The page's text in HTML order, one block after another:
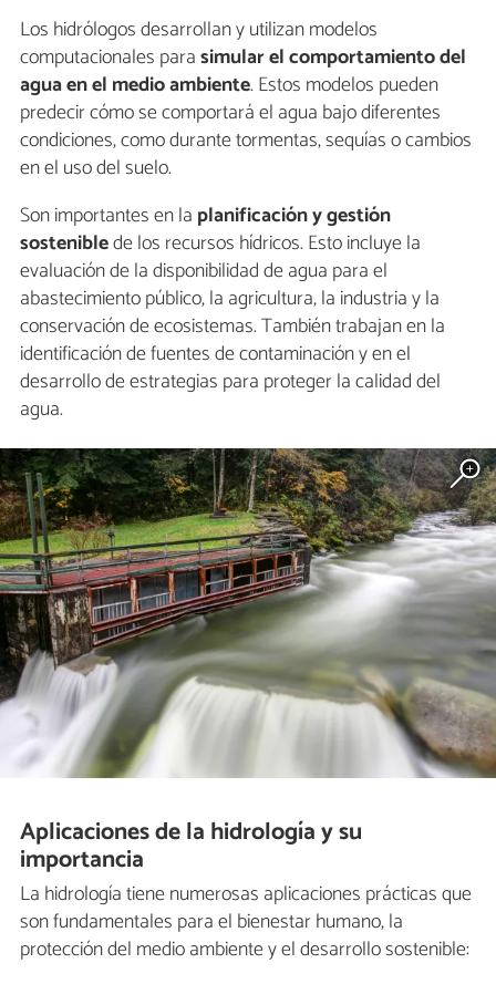
Los hidrólogos desarrollan y utilizan modelos
computacionales parasimular el comportamiento del
agua en el medio ambiente. Estos modelos pueden
predecir cómo se comportará el agua bajo diferentes
condiciones, como durante tormentas, sequías o cambios
en el uso del suelo.
Son importantes en la planificación y gestión
sosteniblede los recursos hídricos. Esto incluye la
evaluación de la disponibilidad de agua para el
abastecimiento público, la agricultura, la industria y la
conservación de ecosistemas. También trabajan en la
identificación de fuentes de contaminación y en el
desarrollo de estrategias para proteger la calidad del
agua.
Aplicaciones de la hidrología y su
importancia
La hidrología tiene numerosas aplicaciones prácticas que
son fundamentales para el bienestar humano, la
protección del medio ambiente y el desarrollo sostenible: